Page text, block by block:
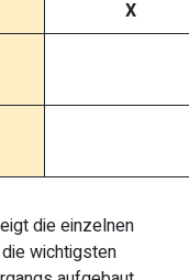
X
die einzelnen
wichtigsten